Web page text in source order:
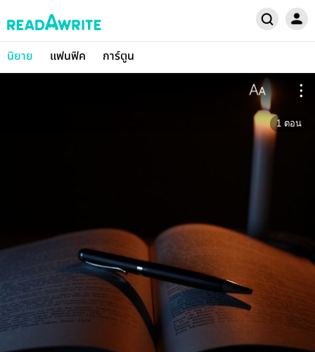
นิยาย แฟนฟิค การ์ตูน
1 ตอน